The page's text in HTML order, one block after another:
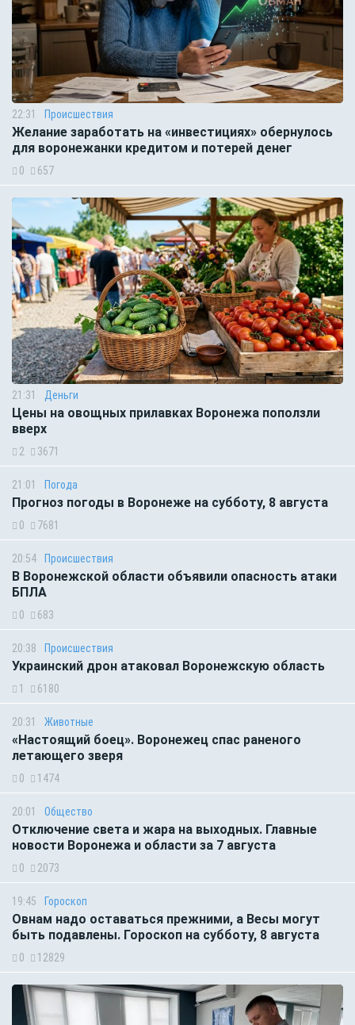
22:31 Происшествия
Желание заработать на «инвестициях» обернулось
для воронежанки кредитом и потерей денег
0 657
21:31 Деньги
Цены на овощных прилавках Воронежа поползли
вверх
2 3671
21:01 Погода
Прогноз погоды в Воронеже на субботу, 8 августа
0 7681
20:54 Происшествия
В Воронежской области объявили опасность атаки
БПЛА
0 683
20:38 Происшествия
Украинский дрон атаковал Воронежскую область
1 6180
20:31 Животные
«Настоящий боец». Воронежец спас раненого
летающего зверя
0 1474
20:01 Общество
Отключение света и жара на выходных. Главные
новости Воронежа и области за 7 августа
0 2073
19:45 Гороскоп
Овнам надо оставаться прежними, а Весы могут
быть подавлены. Гороскоп на субботу, 8 августа
0 12829